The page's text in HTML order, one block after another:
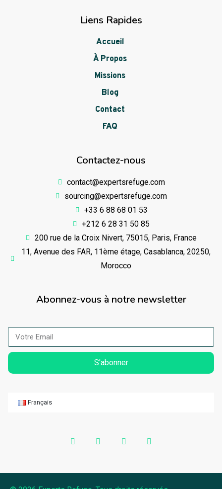
Liens Rapides
Accueil
À Propos
Missions
Blog
Contact
FAQ
Contactez-nous
contact@expertsrefuge.com
sourcing@expertsrefuge.com
+33 6 88 68 01 53
+212 6 28 31 50 85
200 rue de la Croix Nivert, 75015, Paris, France
11, Avenue des FAR, 11ème étage, Casablanca, 20250,
Morocco
Abonnez-vous à notre newsletter
S'abonner
Français